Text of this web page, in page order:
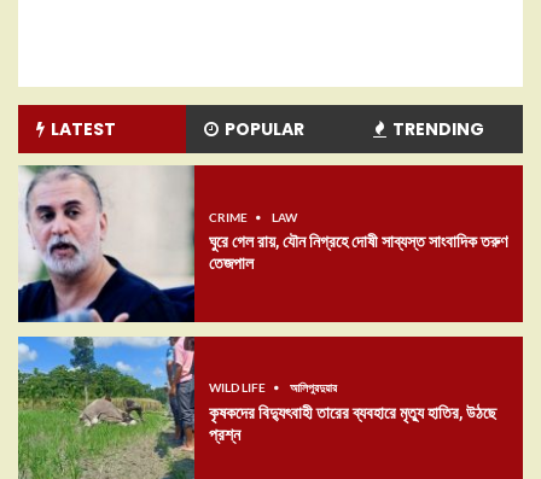
LATEST POPULAR TRENDING
CRIME LAW
ঘুরে গেল রায়, যৌন নিগ্রহে দোষী সাব্যস্ত সাংবাদিক তরুণ
তেজপাল
WILD LIFE আলিপুরদুয়ার
কৃষকদের বিদ্যুৎবাহী তারের ব্যবহারে মৃত্যু হাতির, উঠছে
প্রশ্ন